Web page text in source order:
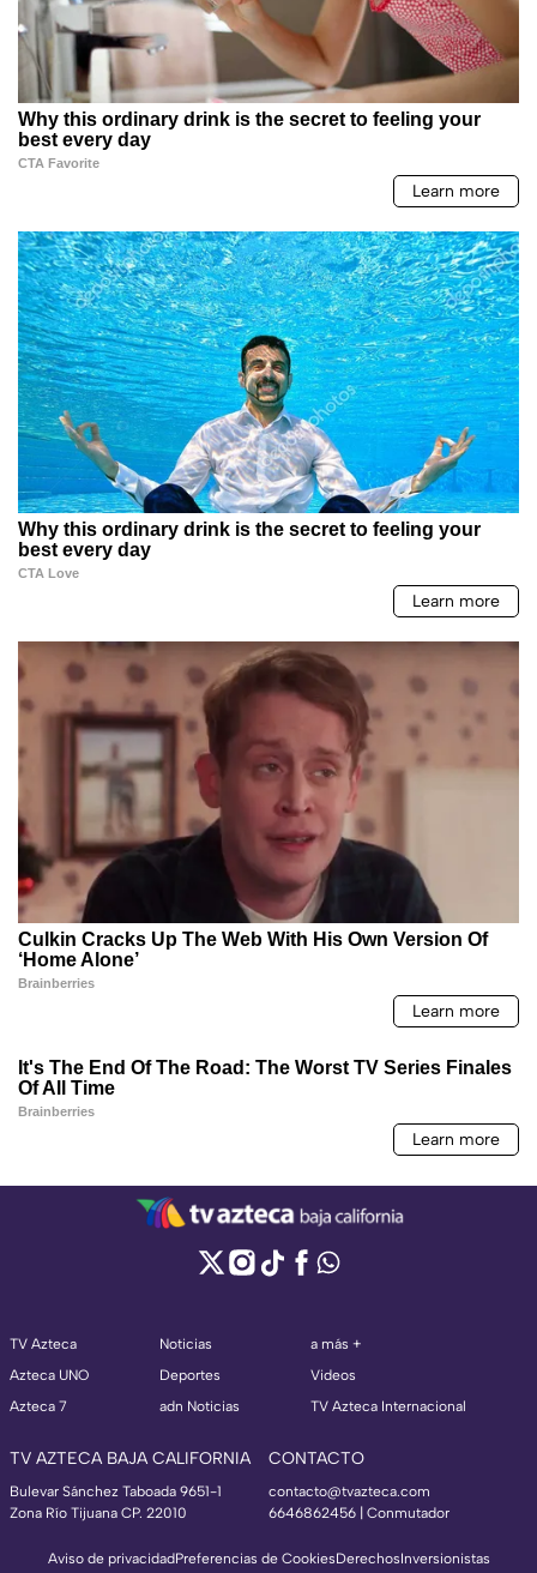
TV Azteca
Azteca UNO
Azteca 7
Noticias
Deportes
adn Noticias
a más +
Videos
TV Azteca Internacional
TV AZTECA BAJA CALIFORNIA
Bulevar Sánchez Taboada 9651-1
Zona Río Tijuana CP. 22010
CONTACTO
contacto@tvazteca.com
6646862456 | Conmutador
Aviso de privacidadPreferencias de CookiesDerechosInversionistas